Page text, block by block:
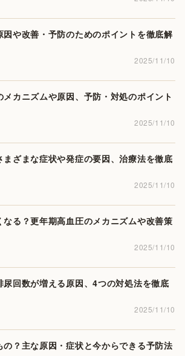
因や改善・予防のためのポイントを徹底解
2025/11/10
カニズムや原因、予防・対処のポイント
2025/11/10
ざまな症状や発症の要因、治療法を徹底
2025/11/10
る？更年期高血圧のメカニズムや改善策
2025/11/10
回数が増える原因、4つの対処法を徹底
2025/11/10
？主な原因・症状と今からできる予防法